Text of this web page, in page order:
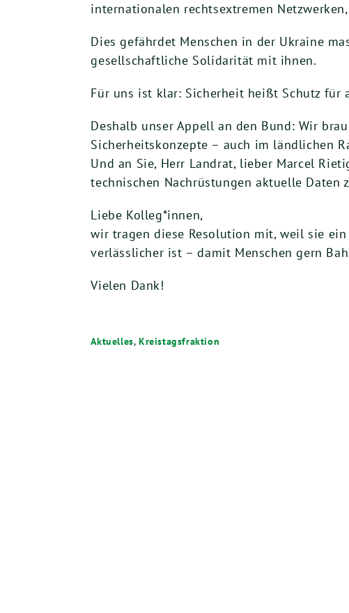
internationalen rechtsextremen
Dies gefährdet Menschen in der Ukraine
gesellschaftliche Solidarität mit ihnen.
Für uns ist klar: Sicherheit heißt Schutz für
Deshalb unser Appell an den Bund: Wir
Sicherheitskonzepte – auch im ländlichen
Und an Sie, Herr Landrat, lieber Marcel
technischen Nachrüstungen aktuelle Daten
Liebe Kolleg*innen,
wir tragen diese Resolution mit, weil sie
verlässlicher ist – damit Menschen gern
Vielen Dank!
Aktuelles, Kreistagsfraktion